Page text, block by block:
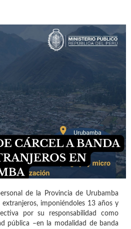
de la Provincia de Urubamba
imponiéndoles 13 años y
por su responsabilidad como
pública –en la modalidad de banda